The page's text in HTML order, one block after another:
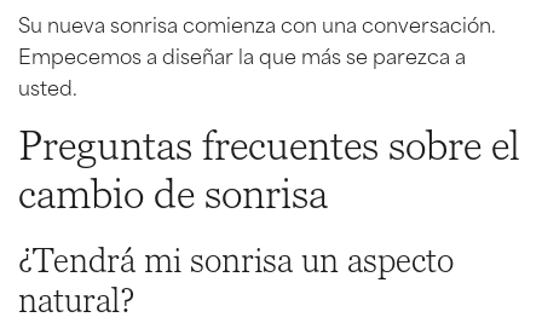
Su nueva sonrisa comienza con una conversación.
Empecemos a diseñar la que más se parezca a
usted.
Preguntas frecuentes sobre el
cambio de sonrisa
¿Tendrá mi sonrisa un aspecto
natural?